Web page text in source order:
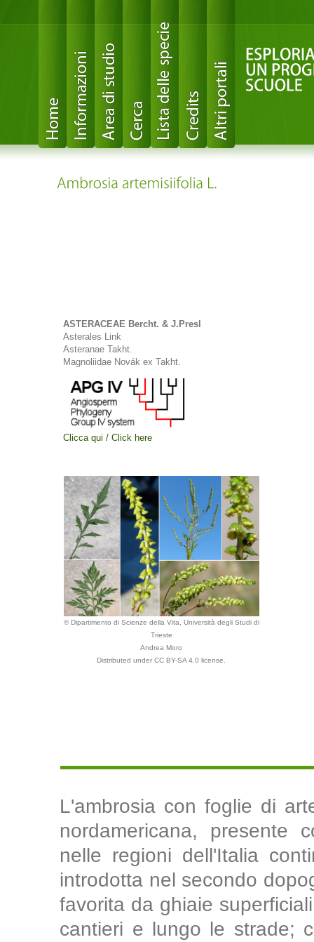
ASTERACEAE Bercht. & J.Presl
Asterales Link
Asteranae Takht.
Magnoliidae Novák ex Takht.
Clicca qui / Click here
© Dipartimento di Scienze della Vita, Università degli Studi di
Trieste
Andrea Moro
Distributed under CC BY-SA 4.0 license.
L'ambrosia con foglie di
nordamericana, presente
nelle regioni dell'Italia
introdotta nel secondo
favorita da ghiaie
cantieri e lungo le strade;